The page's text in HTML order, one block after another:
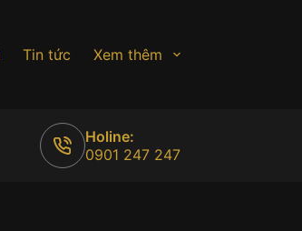
Tin tức Xem thêm
Holine:
0901 247 247